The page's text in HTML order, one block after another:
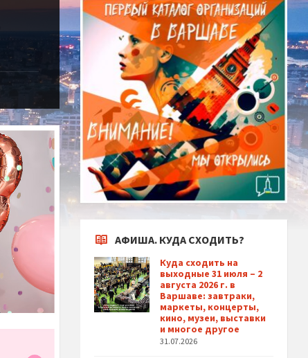
АФИША. КУДА СХОДИТЬ?
Куда сходить на
выходные 31 июля – 2
августа 2026 г. в
Варшаве: завтраки,
маркеты, концерты,
кино, музеи, выставки
и многое другое
31.07.2026